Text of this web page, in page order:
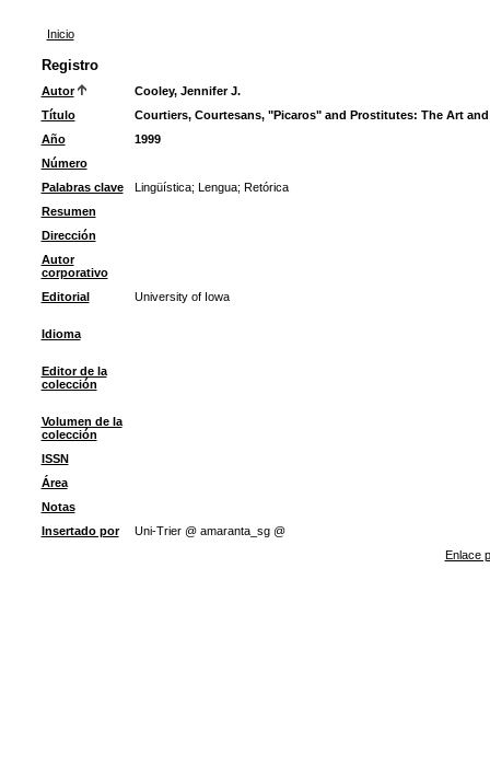
Inicio
Registro
Autor
Cooley, Jennifer J.
Título
Courtiers, Courtesans, "Picaros" and Prostitutes: The Art
Año
1999
Número
Palabras clave
Lingüística; Lengua; Retórica
Resumen
Dirección
Autor
corporativo
Editorial
University of Iowa
Idioma
Editor de la
colección
Volumen de la
colección
ISSN
Área
Notas
Insertado por
Uni-Trier @ amaranta_sg @
Enlace